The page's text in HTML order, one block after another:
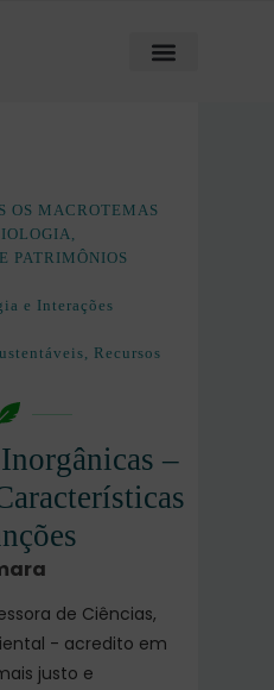
OS MACROTEMAS
PATRIMÔNIOS
e Interações
, Recursos
–
de Ciências,
- acredito em
justo e